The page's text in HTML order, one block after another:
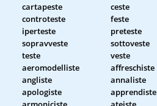
cartapeste
ceste
controteste
feste
iperteste
preteste
sopravveste
sottoveste
teste
veste
aeromodelliste
affreschiste
angliste
annaliste
apologiste
apprendiste